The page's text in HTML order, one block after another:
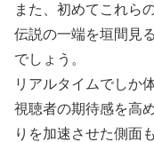
また、初めてこれら
伝説の一端を垣間見
でしょう。
リアルタイムでしか
視聴者の期待感を高
りを加速させた側面